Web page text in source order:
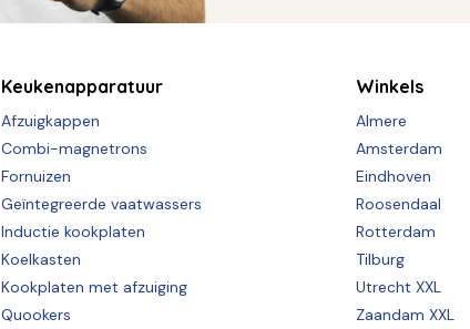
Keukenapparatuur
Afzuigkappen
Combi-magnetrons
Fornuizen
Geïntegreerde vaatwassers
Inductie kookplaten
Koelkasten
Kookplaten met afzuiging
Quookers
Winkels
Almere
Amsterdam
Eindhoven
Roosendaal
Rotterdam
Tilburg
Utrecht XXL
Zaandam XXL